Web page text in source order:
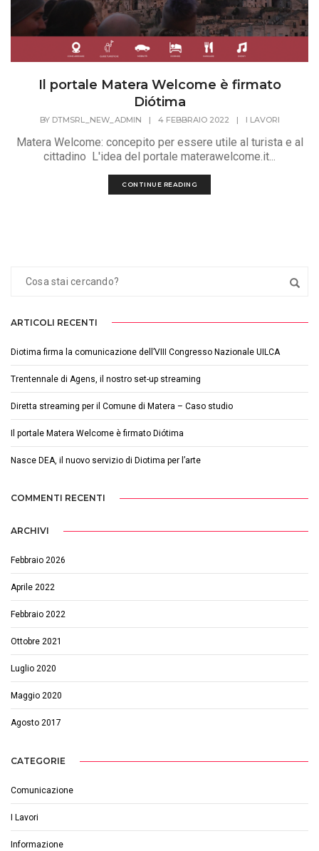
Il portale Matera Welcome è firmato
Diótima
BY DTMSRL_NEW_ADMIN | 4 FEBBRAIO 2022 | I LAVORI
Matera Welcome: concepito per essere utile al turista e al
cittadino L'idea del portale materawelcome.it...
CONTINUE READING
ARTICOLI RECENTI
Diotima firma la comunicazione dell’VIII Congresso Nazionale UILCA
Trentennale di Agens, il nostro set-up streaming
Diretta streaming per il Comune di Matera – Caso studio
Il portale Matera Welcome è firmato Diótima
Nasce DEA, il nuovo servizio di Diotima per l’arte
COMMENTI RECENTI
ARCHIVI
Febbraio 2026
Aprile 2022
Febbraio 2022
Ottobre 2021
Luglio 2020
Maggio 2020
Agosto 2017
CATEGORIE
Comunicazione
I Lavori
Informazione